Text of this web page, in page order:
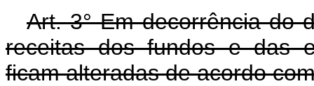
Art. 3° Em decorrência do
receitas dos fundos e das
ficam alteradas de acordo